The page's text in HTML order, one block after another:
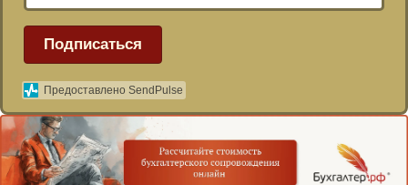
Подписаться
Предоставлено SendPulse